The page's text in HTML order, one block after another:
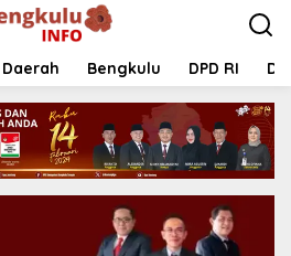
Daerah Bengkulu DPD RI